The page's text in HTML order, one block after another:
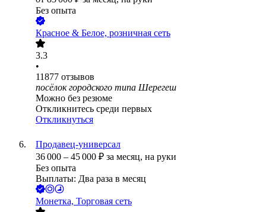
Без опыта
Красное & Белое, розничная сеть
3.3
•
11877 отзывов
посёлок городского типа Шерегеш
Можно без резюме
Откликнитесь среди первых
Откликнуться
Продавец-универсал
36 000 – 45 000 ₽ за месяц, на руки
Без опыта
Выплаты: Два раза в месяц
Монетка, Торговая сеть